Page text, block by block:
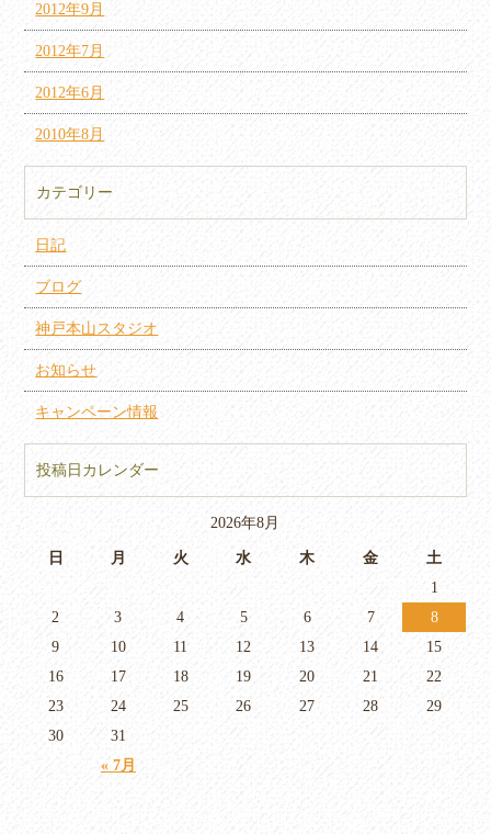
2012年9月
2012年7月
2012年6月
2010年8月
カテゴリー
日記
ブログ
神戸本山スタジオ
お知らせ
キャンペーン情報
投稿日カレンダー
2026年8月
日 月 火 水 木 金 土
« 7月
1
2
3 4 5 6 7
8
9
10 11 12 13 14
15
16
17 18 19 20 21
22
23
24 25 26 27 28
29
30
31